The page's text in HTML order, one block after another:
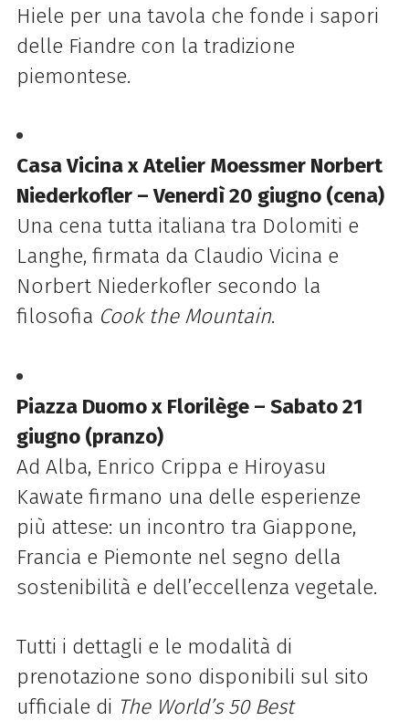
Hiele per una tavola che fonde i sapori
delle Fiandre con la tradizione
piemontese.
Casa Vicina x Atelier Moessmer Norbert
Niederkofler – Venerdì 20 giugno (cena)
Una cena tutta italiana tra Dolomiti e
Langhe, firmata da Claudio Vicina e
Norbert Niederkofler secondo la
filosofia Cook the Mountain.
Piazza Duomo x Florilège – Sabato 21
giugno (pranzo)
Ad Alba, Enrico Crippa e Hiroyasu
Kawate firmano una delle esperienze
più attese: un incontro tra Giappone,
Francia e Piemonte nel segno della
sostenibilità e dell’eccellenza vegetale.
Tutti i dettagli e le modalità di
prenotazione sono disponibili sul sito
ufficiale di The World’s 50 Best